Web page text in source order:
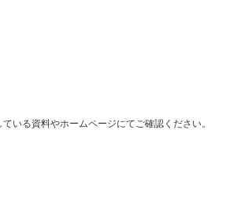
いる資料やホームページにてご確認ください。